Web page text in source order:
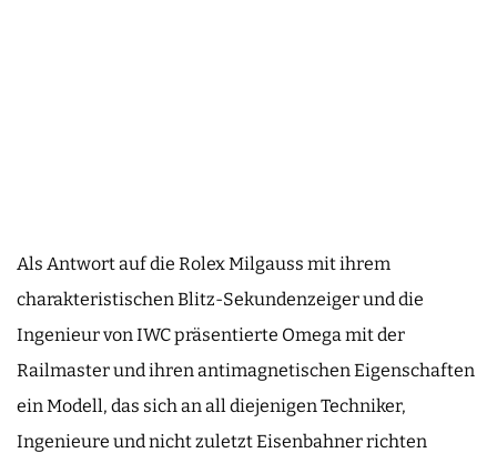
Als Antwort auf die Rolex Milgauss mit ihrem
charakteristischen Blitz-Sekundenzeiger und die
Ingenieur von IWC präsentierte Omega mit der
Railmaster und ihren antimagnetischen Eigenschaften
ein Modell, das sich an all diejenigen Techniker,
Ingenieure und nicht zuletzt Eisenbahner richten